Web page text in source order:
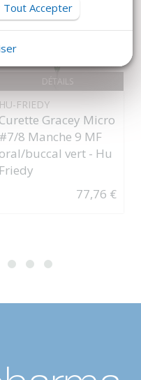
DÉTAILS
HU-FRIEDY
Curette Gracey Micro
#7/8 Manche 9 MF
oral/buccal vert - Hu
Friedy
77,76 €
Tout Accepter